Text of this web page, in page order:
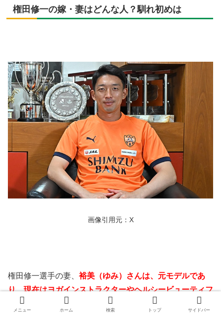
権田修一の嫁・妻はどんな人？馴れ初めは
画像引用元：X
権田修一選手の妻、 裕美（ゆみ）さんは、元モデルであ
り、現在はヨガインストラクターやヘルシービューティフ
ードアドバイザー
として活躍されています。
メニュー ホーム 検索 トップ サイドバー